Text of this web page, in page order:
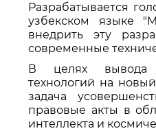
Разрабатывается
узбекском языке
внедрить эту
современные
В целях вывода
технологий на
задача
правовые акты в
интеллекта и